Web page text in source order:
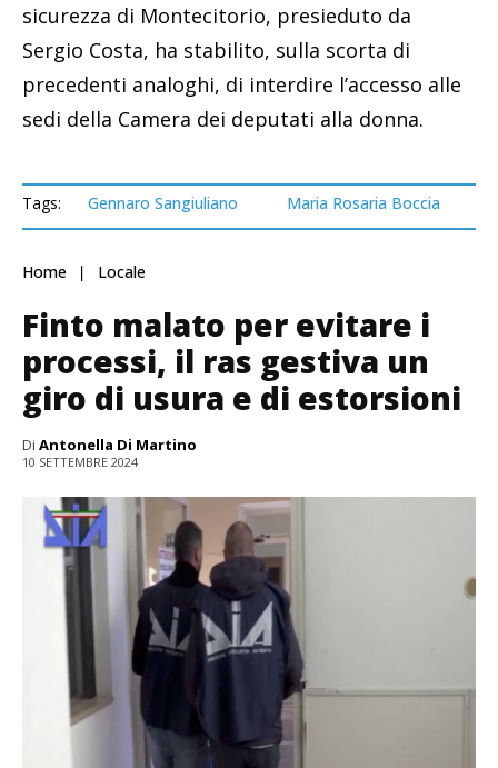
sicurezza di Montecitorio, presieduto da
Sergio Costa, ha stabilito, sulla scorta di
precedenti analoghi, di interdire l’accesso alle
sedi della Camera dei deputati alla donna.
Tags: Gennaro Sangiuliano Maria Rosaria Boccia
Home Locale
Finto malato per evitare i
processi, il ras gestiva un
giro di usura e di estorsioni
Di Antonella Di Martino
10 SETTEMBRE 2024